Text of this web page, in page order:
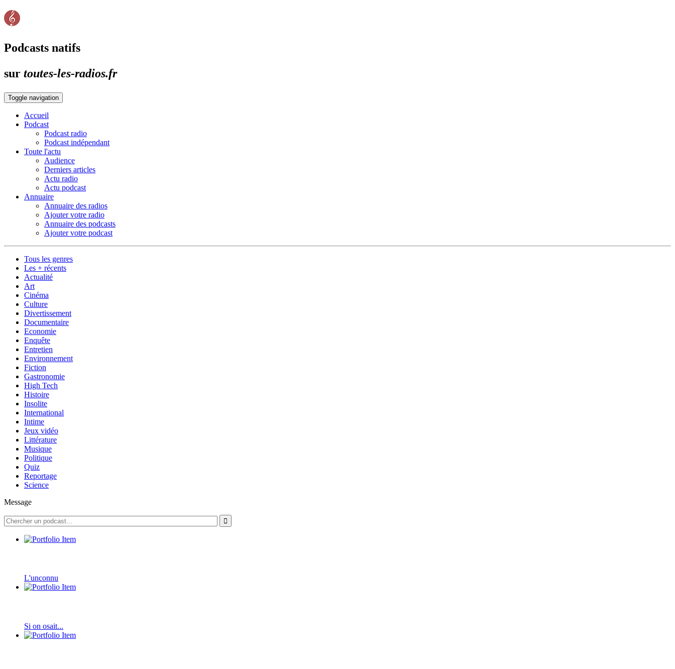
Podcasts natifs
sur toutes-les-radios.fr
Toggle navigation
Accueil
Podcast
Podcast radio
Podcast indépendant
Toute l'actu
Audience
Derniers articles
Actu radio
Actu podcast
Annuaire
Annuaire des radios
Ajouter votre radio
Annuaire des podcasts
Ajouter votre podcast
Tous les genres
Les + récents
Actualité
Art
Cinéma
Culture
Divertissement
Documentaire
Economie
Enquête
Entretien
Environnement
Fiction
Gastronomie
High Tech
Histoire
Insolite
International
Intime
Jeux vidéo
Littérature
Musique
Politique
Quiz
Reportage
Science
Message
L'unconnu
Si on osait...